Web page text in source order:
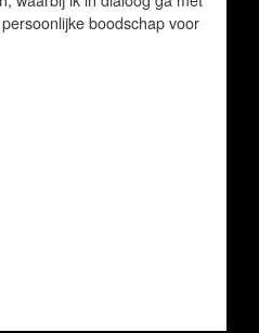
boodschap voor